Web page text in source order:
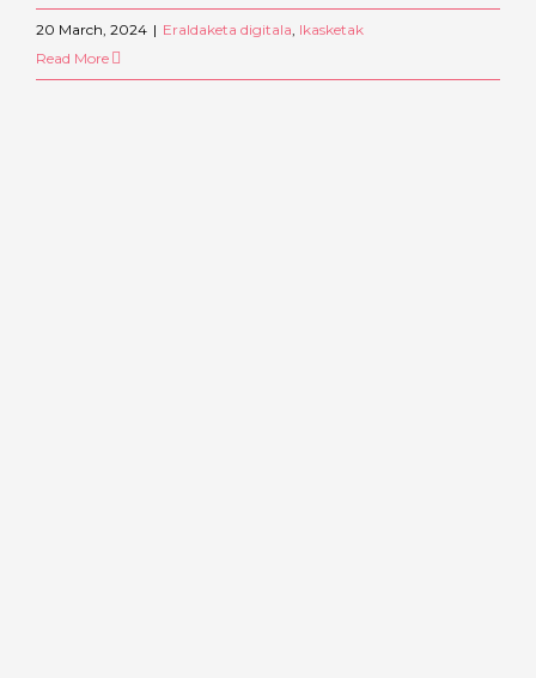
20 March, 2024 | Eraldaketa digitala Ikasketak
Read More